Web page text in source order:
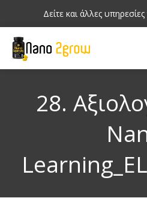
Δείτε και άλλες υπηρεσίες
28.